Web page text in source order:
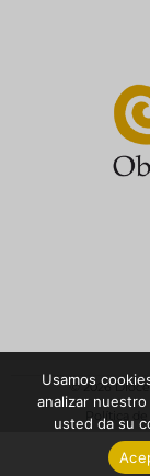
© 2026
Política
Usamos
analizar
usted da su